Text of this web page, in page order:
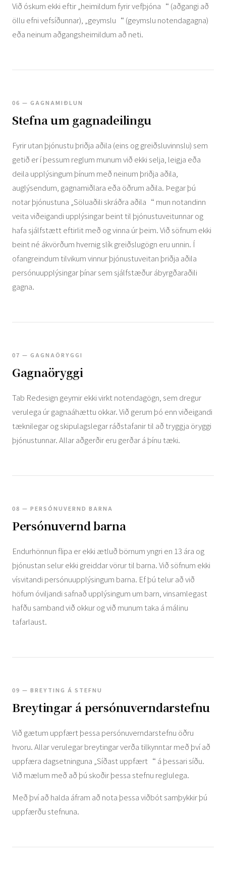
Við óskum ekki eftir „heimildum fyrir vefþjóna“ (aðgangi að
öllu efni vefsíðunnar), „geymslu“ (geymslu notendagagna)
eða neinum aðgangsheimildum að neti.
06 — GAGNAMIÐLUN
Stefna um gagnadeilingu
Fyrir utan þjónustu þriðja aðila (eins og greiðsluvinnslu) sem
getið er í þessum reglum munum við ekki selja, leigja eða
deila upplýsingum þínum með neinum þriðja aðila,
auglýsendum, gagnamiðlara eða öðrum aðila. Þegar þú
notar þjónustuna „Söluaðili skráðra aðila“ mun notandinn
veita viðeigandi upplýsingar beint til þjónustuveitunnar og
hafa sjálfstætt eftirlit með og vinna úr þeim. Við söfnum ekki
beint né ákvörðum hvernig slík greiðslugögn eru unnin. Í
ofangreindum tilvikum vinnur þjónustuveitan þriðja aðila
persónuupplýsingar þínar sem sjálfstæður ábyrgðaraðili
gagna.
07 — GAGNAÖRYGGI
Gagnaöryggi
Tab Redesign geymir ekki virkt notendagögn, sem dregur
verulega úr gagnaáhættu okkar. Við gerum þó enn viðeigandi
tæknilegar og skipulagslegar ráðstafanir til að tryggja öryggi
þjónustunnar. Allar aðgerðir eru gerðar á þínu tæki.
08 — PERSÓNUVERND BARNA
Persónuvernd barna
Endurhönnun flipa er ekki ætluð börnum yngri en 13 ára og
þjónustan selur ekki greiddar vörur til barna. Við söfnum ekki
vísvitandi persónuupplýsingum barna. Ef þú telur að við
höfum óviljandi safnað upplýsingum um barn, vinsamlegast
hafðu samband við okkur og við munum taka á málinu
tafarlaust.
09 — BREYTING Á STEFNU
Breytingar á persónuverndarstefnu
Við gætum uppfært þessa persónuverndarstefnu öðru
hvoru. Allar verulegar breytingar verða tilkynntar með því að
uppfæra dagsetninguna „Síðast uppfært“ á þessari síðu.
Við mælum með að þú skoðir þessa stefnu reglulega.
Með því að halda áfram að nota þessa viðbót samþykkir þú
uppfærðu stefnuna.